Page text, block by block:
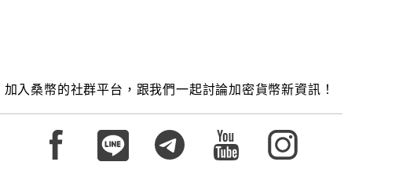
加入桑幣的社群平台，跟我們一起討論加密貨幣新資訊！